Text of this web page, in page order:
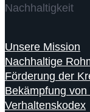
Nachhaltigkeit
Unsere Mission
Nachhaltige
Förderung der
Bekämpfung
Verhaltenskodex